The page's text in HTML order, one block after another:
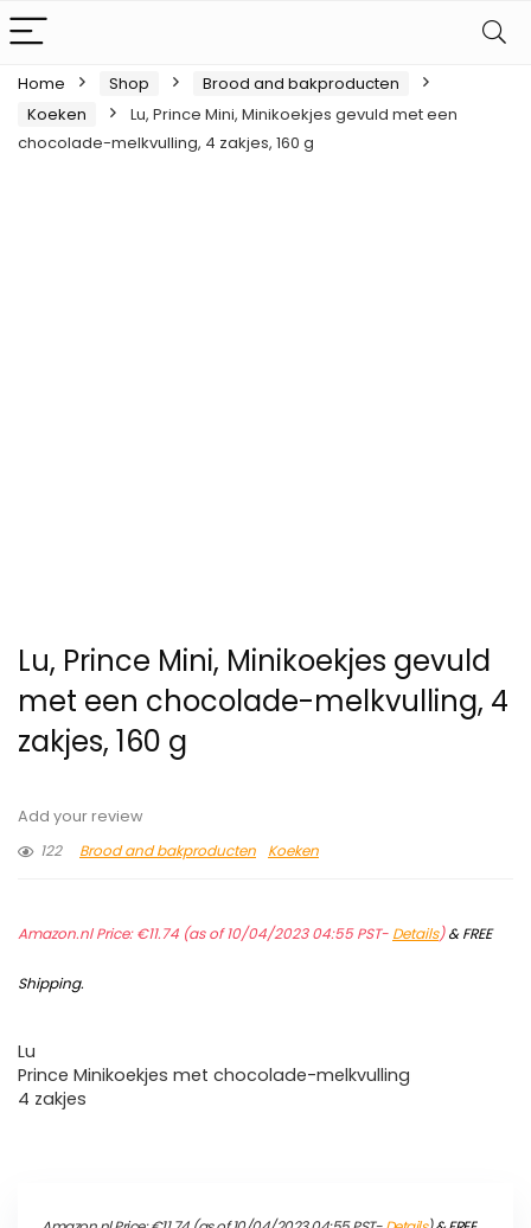
Home Shop
Brood and bakproducten
Koeken
Lu, Prince Mini, Minikoekjes gevuld met een
chocolade-melkvulling, 4 zakjes, 160 g
Lu, Prince Mini, Minikoekjes gevuld
met een chocolade-melkvulling, 4
zakjes, 160 g
Add your review
122
Brood and bakproducten Koeken
Amazon.nl Price:€11.74 (as of 10/04/2023 04:55 PST- Details)&FREE
Shipping.
Lu
Prince Minikoekjes met chocolade-melkvulling
4 zakjes